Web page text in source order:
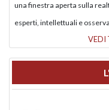
una finestra aperta sulla
esperti, intellettuali e
VEDI